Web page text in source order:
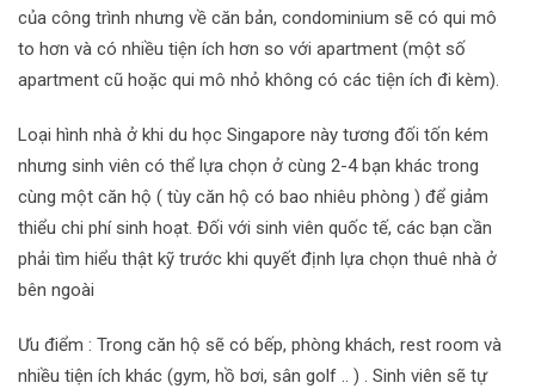
của công trình nhưng về căn bản, condominium sẽ có qui mô
to hơn và có nhiều tiện ích hơn so với apartment (một số
apartment cũ hoặc qui mô nhỏ không có các tiện ích đi kèm).
Loại hình nhà ở khi du học Singapore này tương đối tốn kém
nhưng sinh viên có thể lựa chọn ở cùng 2-4 bạn khác trong
cùng một căn hộ ( tùy căn hộ có bao nhiêu phòng ) để giảm
thiểu chi phí sinh hoạt. Đối với sinh viên quốc tế, các bạn cần
phải tìm hiểu thật kỹ trước khi quyết định lựa chọn thuê nhà ở
bên ngoài
Ưu điểm : Trong căn hộ sẽ có bếp, phòng khách, rest room và
nhiều tiện ích khác (gym, hồ bơi, sân golf .. ) . Sinh viên sẽ tự